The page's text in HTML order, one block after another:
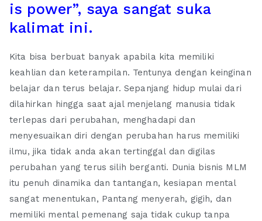
is power”, saya sangat suka
kalimat ini.
Kita bisa berbuat banyak apabila kita memiliki
keahlian dan keterampilan. Tentunya dengan keinginan
belajar dan terus belajar. Sepanjang hidup mulai dari
dilahirkan hingga saat ajal menjelang manusia tidak
terlepas dari perubahan, menghadapi dan
menyesuaikan diri dengan perubahan harus memiliki
ilmu, jika tidak anda akan tertinggal dan digilas
perubahan yang terus silih berganti. Dunia bisnis MLM
itu penuh dinamika dan tantangan, kesiapan mental
sangat menentukan, Pantang menyerah, gigih, dan
memiliki mental pemenang saja tidak cukup tanpa